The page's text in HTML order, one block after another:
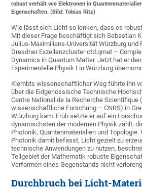
robust verhält wie Elektronen in
Eigenschaften. (Bild: Tobias Ritz)
Wie lässt sich Licht so lenken, dass es
Mit dieser Frage beschäftigt sich Sebastian
Julius-Maximilians-Universität Würzburg und
Dresdner Exzellenzcluster ctd.qmat –
Dynamics in Quantum Matter. Jetzt hat er
Experimentelle Physik I in Würzburg
Klembts wissenschaftlicher Weg führte ihn
über die Eidgenössische Technische
Centre National de la Recherche
wissenschaftliche Forschung – CNRS) in
Würzburg kam. Früh setzte er auf ein
dynamischsten der modernen Physik zählt:
Photonik, Quantenmaterialien und Topologie.
Photonik damit befasst, Licht gezielt zu
technische Anwendungen zu nutzen,
Teilgebiet der Mathematik robuste
Verformen eines Gegenstands nicht
Durchbruch bei Licht-